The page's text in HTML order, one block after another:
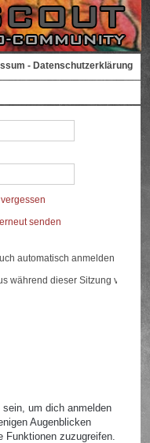
- Datenschutzerklärung
senden
automatisch anmelden
während dieser Sitzung
um dich anmelden
Augenblicken
Funktionen zuzugreifen.